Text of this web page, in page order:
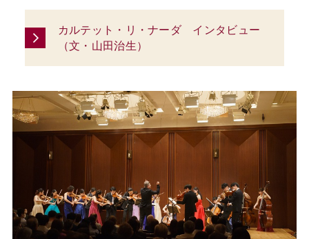
カルテット・リ・ナーダ インタビュー
（文・山田治生）